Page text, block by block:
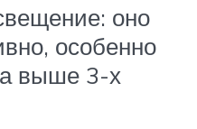
оно
особенно
выше 3-х